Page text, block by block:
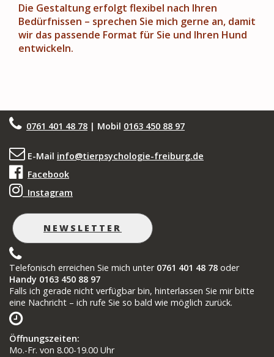
Die Gestaltung erfolgt flexibel nach Ihren
Bedürfnissen – sprechen Sie mich gerne an, damit
wir das passende Format für Sie und Ihren Hund
entwickeln.
0761 401 48 78 | Mobil 0163 450 88 97
E-Mail info@tierpsychologie-freiburg.de
Facebook
Instagram
NEWSLETTER
Telefonisch erreichen Sie mich unter 0761 401 48 78 oder
Handy 0163 450 88 97
Falls ich gerade nicht verfügbar bin, hinterlassen Sie mir bitte
eine Nachricht – ich rufe Sie so bald wie möglich zurück.
Öffnungszeiten:
Mo.-Fr. von 8.00-19.00 Uhr